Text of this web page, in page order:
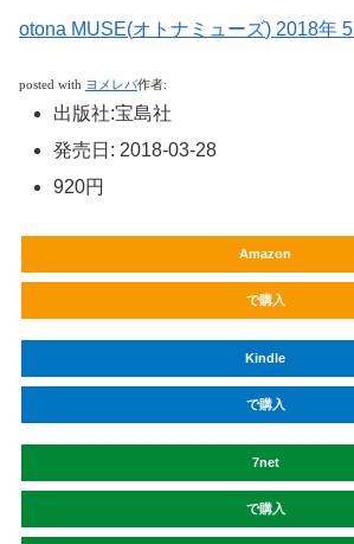
otona MUSE(オトナミューズ) 2018年 5
posted with ヨメレバ作者:
出版社:宝島社
発売日 : 2018-03-28
920円
Amazon
で購入
Kindle
で購入
7net
で購入